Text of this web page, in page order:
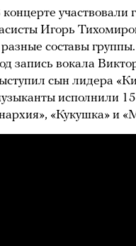
Игорь
составы
запись вокала
сын лидера
исполнили
«Кукушка» и